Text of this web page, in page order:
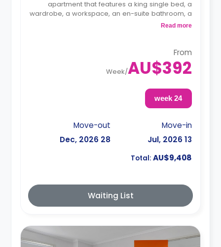
apartment that features a king single bed, a
wardrobe, a workspace, an en-suite bathroom, a
shared living area, and a shared kitchen area.
Read more
From
AU$392
/
Week
24 week
Move-in
13 Jul, 2026
Move-out
28 Dec, 2026
Total: AU$9,408
Waiting List